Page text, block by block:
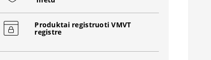
Produktai registruoti VMVT
registre